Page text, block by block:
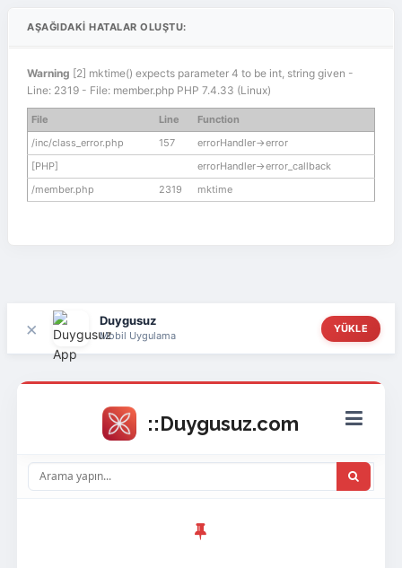
AŞAĞIDAKI HATALAR OLUŞTU:
Warning [2] mktime() expects parameter 4 to be int, string given -
Line: 2319 - File: member.php PHP 7.4.33 (Linux)
File Line
Function
/inc/class_error.php
157
errorHandler->error
[PHP]
errorHandler->error_callback
/member.php
2319 mktime
× Duygusuz
Mobil Uygulama
YÜKLE